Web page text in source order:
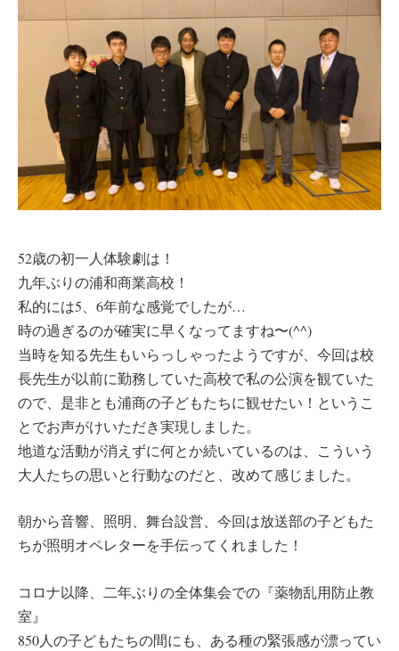
52歳の初一人体験劇は！
九年ぶりの浦和商業高校！
私的には5、6年前な感覚でしたが…
時の過ぎるのが確実に早くなってますね〜(^^)
当時を知る先生もいらっしゃったようですが、今回は校
長先生が以前に勤務していた高校で私の公演を観ていた
ので、是非とも浦商の子どもたちに観せたい！というこ
とでお声がけいただき実現しました。
地道な活動が消えずに何とか続いているのは、こういう
大人たちの思いと行動なのだと、改めて感じました。
朝から音響、照明、舞台設営、今回は放送部の子どもた
ちが照明オペレターを手伝ってくれました！
コロナ以降、二年ぶりの全体集会での『薬物乱用防止教
室』
850人の子どもたちの間にも、ある種の緊張感が漂ってい